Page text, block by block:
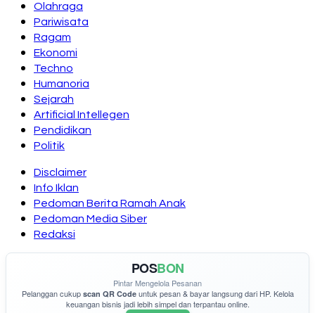
Olahraga
Pariwisata
Ragam
Ekonomi
Techno
Humanoria
Sejarah
Artificial Intellegen
Pendidikan
Politik
Disclaimer
Info Iklan
Pedoman Berita Ramah Anak
Pedoman Media Siber
Redaksi
POSBON
Pintar Mengelola Pesanan
Pelanggan cukup scan QR Codeuntuk pesan & bayar langsung dari HP. Kelola
keuangan bisnis jadi lebih simpel dan terpantau online.